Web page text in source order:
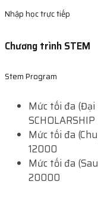
Nhập học trực tiếp
Chương trình STEM
Stem Program
Mức tối đa (Đại
Mức tối đa
12000
Mức tối đa
20000